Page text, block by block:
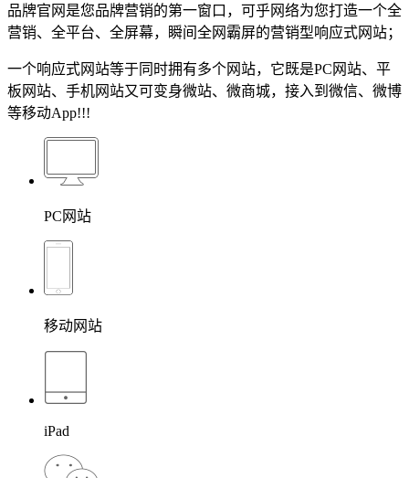
品牌官网是您品牌营销的第一窗口，可乎网络为您打造一个全
营销、全平台、全屏幕，瞬间全网霸屏的营销型响应式网站；
一个响应式网站等于同时拥有多个网站，它既是PC网站、平
板网站、手机网站又可变身微站、微商城，接入到微信、微博
等移动App!!!
PC网站
移动网站
iPad